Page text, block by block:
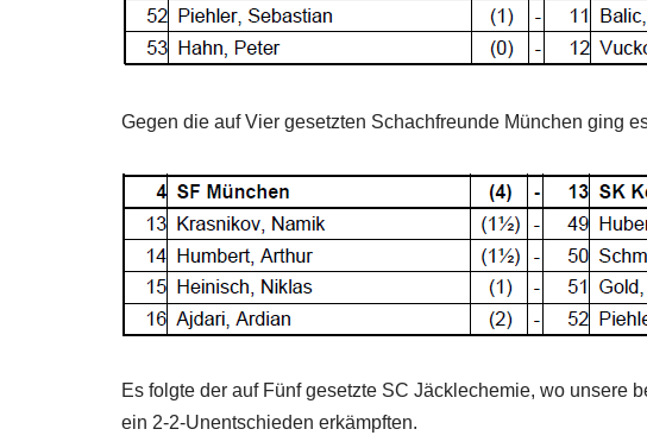
Gegen die auf Vier gesetzten Schachfreunde München ging
Es folgte der auf Fünf gesetzte SC Jäcklechemie, wo unsere
ein 2-2-Unentschieden erkämpften.